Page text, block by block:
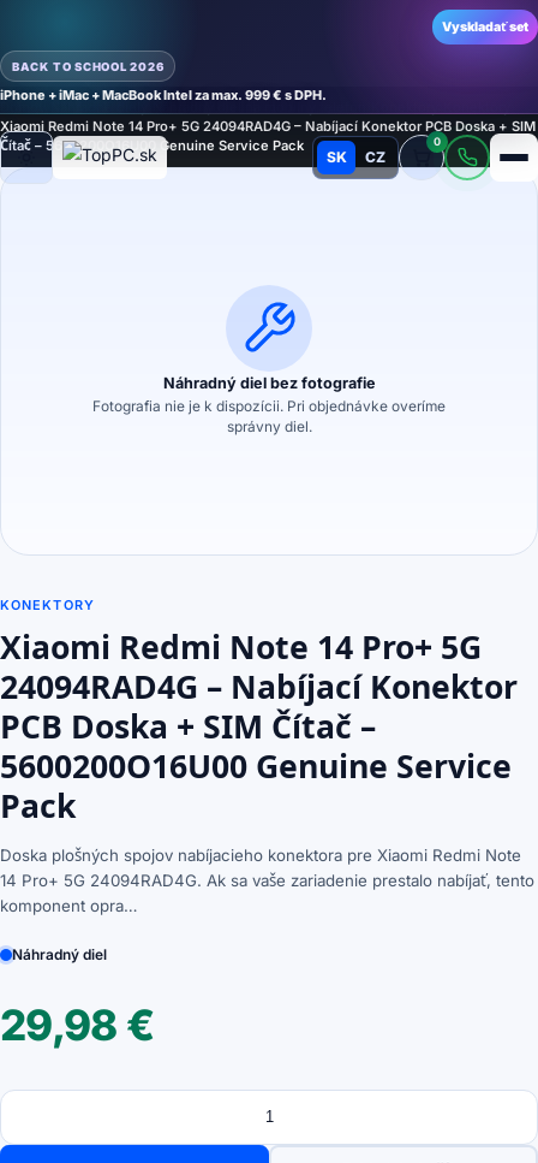
BACK TO SCHOOL 2026
iPhone + iMac + MacBook Intel za max. 999 € s DPH.
Vyskladať set
Režim
SK CZ
0
Xiaomi Redmi Note 14 Pro+ 5G 24094RAD4G – Nabíjací Konektor PCB Doska + SIM
Čítač – 5600200O16U00 Genuine Service Pack
Náhradný diel bez fotografie
Fotografia nie je k dispozícii. Pri objednávke overíme
správny diel.
KONEKTORY
Xiaomi Redmi Note 14 Pro+ 5G
24094RAD4G – Nabíjací Konektor
PCB Doska + SIM Čítač –
5600200O16U00 Genuine Service
Pack
Doska plošných spojov nabíjacieho konektora pre Xiaomi Redmi Note
14 Pro+ 5G 24094RAD4G. Ak sa vaše zariadenie prestalo nabíjať, tento
komponent opra…
Náhradný diel
29,98 €
Množstvo
množstvo
Xiaomi
Redmi